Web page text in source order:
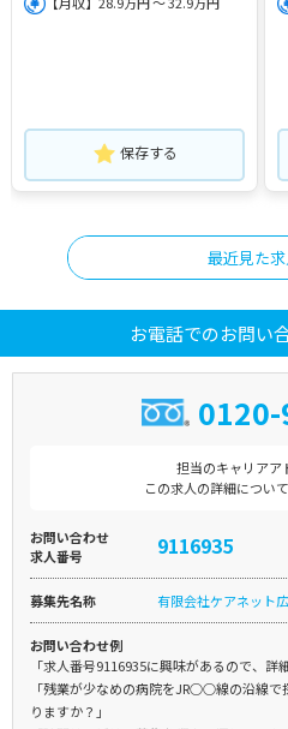
保存する
最近見た
お電話でのお問い
担当のキャリアア
この求人の詳細につい
お問い合わせ
求人番号
9116935
募集先名称 有限会社ケアネット
お問い合わせ例
「求人番号9116935に興味があるので、詳
「残業が少なめの病院をJR○○線の沿線
りますか？」